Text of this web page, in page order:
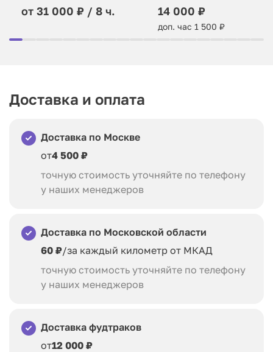
от 31 000 ₽ / 8 ч.
14 000 ₽
доп. час 1 500 ₽
Доставка и оплата
Доставка по Москве
от4 500 ₽
точную стоимость уточняйте по телефону
у наших менеджеров
Доставка по Московской области
60 ₽/за каждый километр от МКАД
точную стоимость уточняйте по телефону
у наших менеджеров
Доставка фудтраков
от12 000 ₽